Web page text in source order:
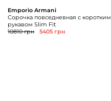
Emporio Armani
Сорочка повседневная с коротким
рукавом Slim Fit
10810 грн
5405 грн